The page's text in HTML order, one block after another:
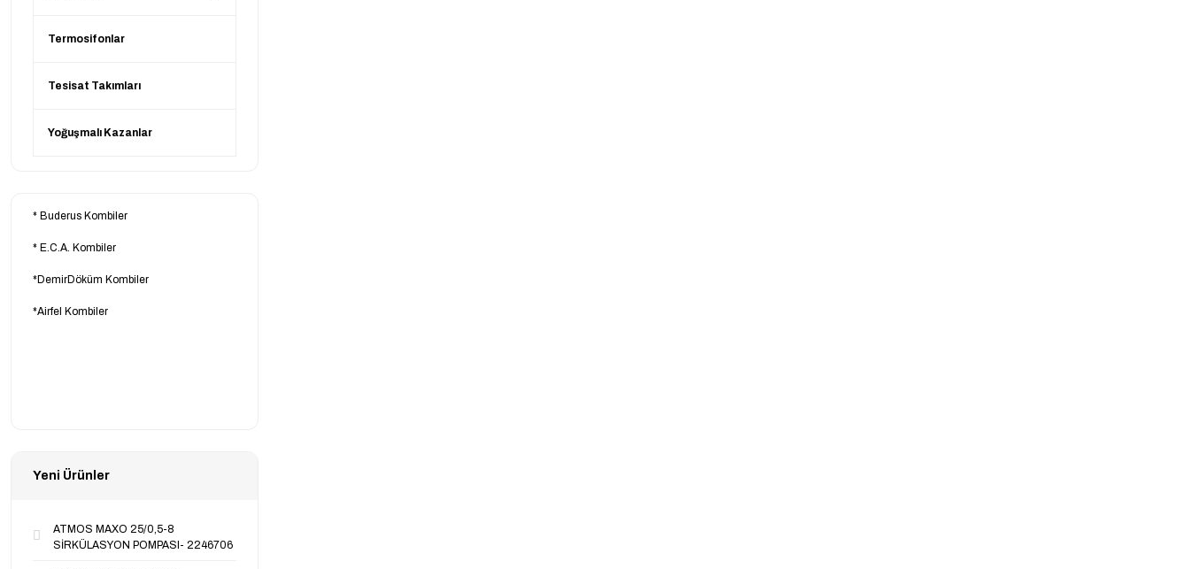
Termosifonlar
Tesisat Takımları
Yoğuşmalı Kazanlar
* Buderus Kombiler
* E.C.A. Kombiler
*DemirDöküm Kombiler
*Airfel Kombiler
Yeni Ürünler
ATMOS MAXO 25/0,5-8
SİRKÜLASYON POMPASI- 2246706